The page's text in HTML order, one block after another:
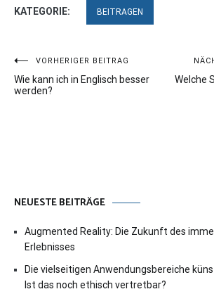
KATEGORIE: BEITRAGEN
Beitragsnavigation
VORHERIGER BEITRAG
Wie kann ich in Englisch besser
werden?
Welche
NEUESTE BEITRÄGE
Augmented Reality: Die Zukunft des
Erlebnisses
Die vielseitigen Anwendungsbereiche
Ist das noch ethisch vertretbar?